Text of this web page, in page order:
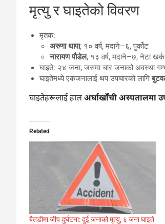
मृत्यु र घाइतेको विवरण
मृतक:
अरुणा थापा, १० वर्ष, मदाने–६, पुर्कोट
नारायण पौडेल, १३ वर्ष, मदाने–७, नेटा खर्क
घाइते: २४ जना, जसमा चार जनाको अवस्था
घाइतेमध्ये एकजनालाई थप उपचारको लागि
घाइतेहरूलाई हालअर्घाखाँची अस्पतालमा
Related
बैतडीमा जीप दुर्घटना: दुई जनाको मृत्यु, ६ जना घाइते